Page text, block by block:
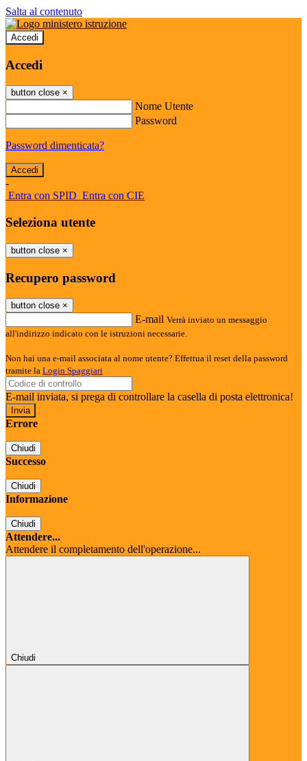
Salta al contenuto
Accedi
Accedi
button close ×
Nome Utente
Password
Password dimenticata?
-
Entra con SPID Entra con CIE
Seleziona utente
button close ×
Recupero password
button close ×
E-mail Verrà inviato un messaggio
all'indirizzo indicato con le istruzioni necessarie.
Non hai una e-mail associata al nome utente? Effettua il reset della password
tramite la Login Spaggiari
E-mail inviata, si prega di controllare la casella di posta elettronica!
Errore
Chiudi
Successo
Chiudi
Informazione
Chiudi
Attendere...
Attendere il completamento dell'operazione...
Chiudi